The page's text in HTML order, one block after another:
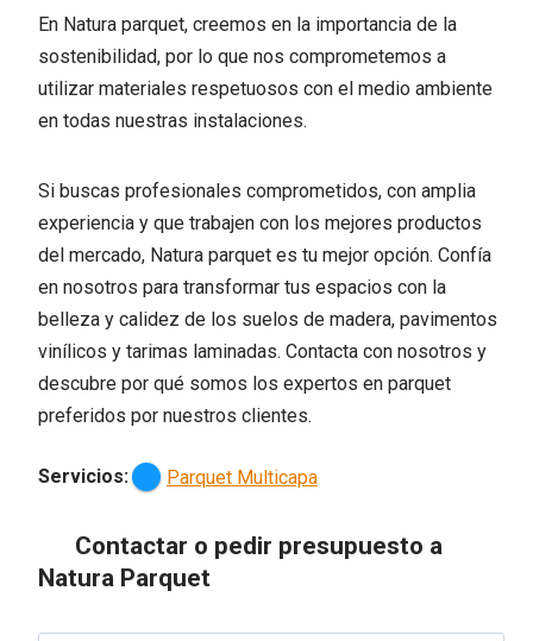
En Natura parquet, creemos en la importancia de la
sostenibilidad, por lo que nos comprometemos a
utilizar materiales respetuosos con el medio ambiente
en todas nuestras instalaciones.
Si buscas profesionales comprometidos, con amplia
experiencia y que trabajen con los mejores productos
del mercado, Natura parquet es tu mejor opción. Confía
en nosotros para transformar tus espacios con la
belleza y calidez de los suelos de madera, pavimentos
vinílicos y tarimas laminadas. Contacta con nosotros y
descubre por qué somos los expertos en parquet
preferidos por nuestros clientes.
Servicios: Parquet Multicapa
Contactar o pedir presupuesto a
Natura Parquet